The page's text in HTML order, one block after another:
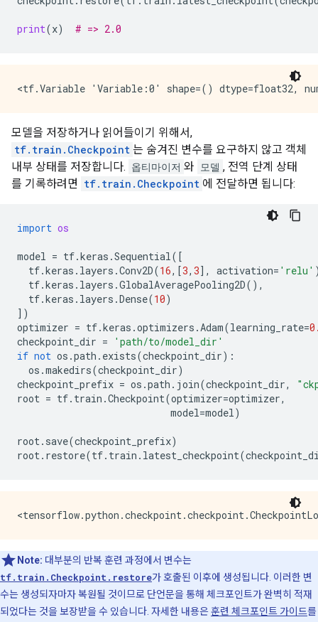
print(x) # => 2.0
모델을 저장하거나 읽어들이기 위해서,
tf.train.Checkpoint 는 숨겨진 변수를 요구하지 않고 객체
내부 상태를 저장합니다. 옵티마이저 와 모델 , 전역 단계 상태
를 기록하려면 tf.train.Checkpoint 에 전달하면 됩니다:
import os
model = tf.keras .Sequential([
tf.keras . layers .Conv2D(16,[3, 3], activation= 'relu'
tf.keras . layers .GlobalAveragePooling2D(),
tf.keras . layers .Dense(10)
])
optimizer = tf.keras .optimizers .Adam(learning_rate=
checkpoint_dir =
'path/to/model_dir'
if not os .path . exists(checkpoint_dir):
os .makedirs(checkpoint_dir)
checkpoint_prefix = os .path . join(checkpoint_dir,
root = tf. train .Checkpoint(optimizer=optimizer,
model=model)
root. save(checkpoint_prefix)
root. restore(tf. train . latest_checkpoint(
Note: 대부분의 반복 훈련 과정에서 변수는
tf.train.Checkpoint.restore가 호출된 이후에 생성됩니다. 이러한 변
수는 생성되자마자 복원될 것이므로 단언문을 통해 체크포인트가 완벽히 적재
되었다는 것을 보장받을 수 있습니다. 자세한 내용은훈련 체크포인트 가이드를